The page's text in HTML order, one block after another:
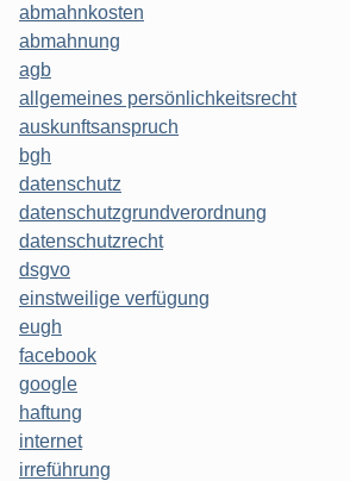
abmahnkosten
abmahnung
agb
allgemeines persönlichkeitsrecht
auskunftsanspruch
bgh
datenschutz
datenschutzgrundverordnung
datenschutzrecht
dsgvo
einstweilige verfügung
eugh
facebook
google
haftung
internet
irreführung